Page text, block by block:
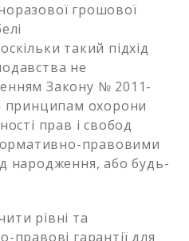
грошової
такий підхід
не
Закону № 2011-
принципам охорони
прав і свобод
правовими
народження, або будь-
рівні та
правові гарантії для